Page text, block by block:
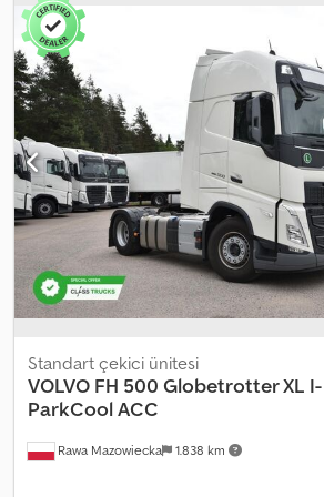
kabin, vites türü:
çelik-hava
boyutu:
, koltuk sayısı:2,
bilgisayar, basınçlı hava freni, diferansiyel
sabitleyici, kamyon kaydı, klima, merkezi
sistemi, park ısıtıcısı, sisal lambaları, spoiler
Kabin, Retarder, Sabit Klima | Şerit Takip
Tavan Panoraması | EURO6, I-Shift, VEB |
Konuşma Sistemi, Çok Fonksiyonlu
Koltuk Isıtması | Elektrikli Camlar, Isıtmalı
Hata, Yazım Hatası ve Ön Satış Hakkı
Rawa Mazowiecka 1.838 km
Standart çekici ünitesi
VOLVO FH 500 Globetrotter XL I-
ParkCool ACC